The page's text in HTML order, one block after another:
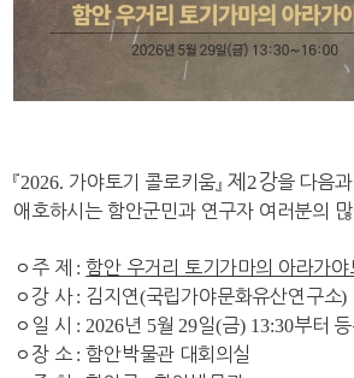
『2026. 가야토기 콜로키움』제 2강을 다음
애호하시는 함안군민과 연구자 여러분의
ㅇ 주 제 :함안 우거리 토기가마의 아라가야
ㅇ 강 사: 김지연(국립가야문화유산연구소)
ㅇ 일 시 : 2026년 5월 29일(금) 13:30부터
ㅇ 장 소 :함안박물관 대회의실